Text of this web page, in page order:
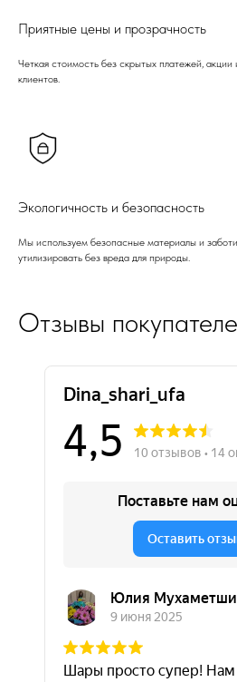
Приятные цены и прозрачность
Четкая стоимость без скрытых платежей, акции
клиентов.
Экологичность и безопасность
Мы используем безопасные материалы и
утилизировать без вреда для природы.
Отзывы